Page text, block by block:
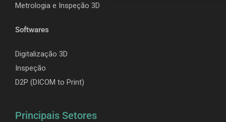
Metrologia e Inspeção 3D
Softwares
Digitalização 3D
Inspeção
D2P (DICOM to Print)
Principais Setores